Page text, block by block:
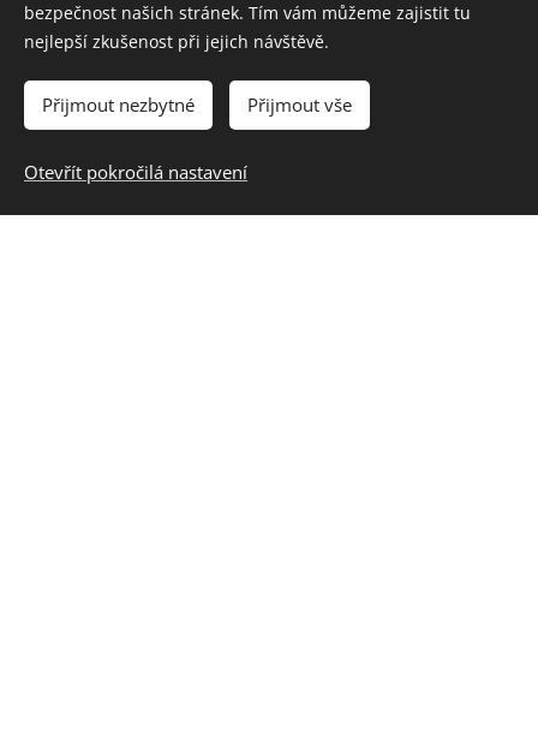
bezpečnost našich stránek. Tím vám můžeme zajistit tu
nejlepší zkušenost při jejich návštěvě.
Přijmout nezbytné Přijmout vše
Otevřít pokročilá nastavení